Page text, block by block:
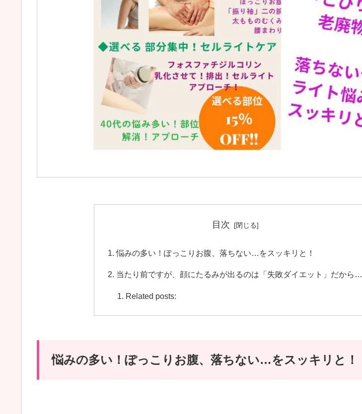
目次
悩みの多い！ぽっこりお腹、落ちない…をスッキリと！
当たり前ですが、顔にたるみが出るのは「失敗ダイエット」だから…
Related posts:
悩みの多い！ぽっこりお腹、落ちない…をスッキリと！